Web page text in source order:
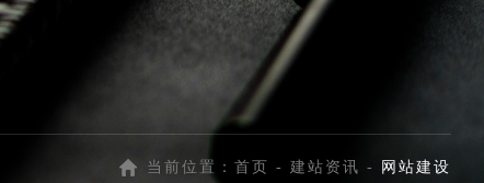
当前位置： 首页 - 建站资讯 - 网站建设